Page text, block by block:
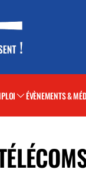
ÉVÈNEMENTS &